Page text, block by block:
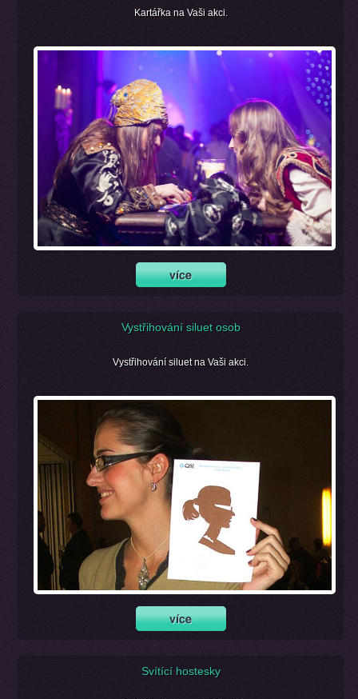
Kartářka na Vaši akci.
Vystřihování siluet osob
Vystřihování siluet na Vaši akci.
Svítící hostesky